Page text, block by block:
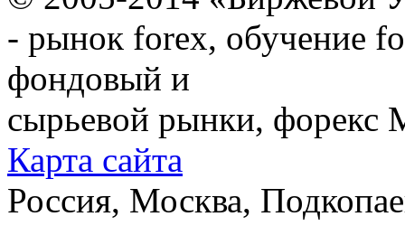
© 2005-2014 «Биржевой
- рынок forex, обучение
фондовый и
сырьевой рынки, форекс
Карта сайта